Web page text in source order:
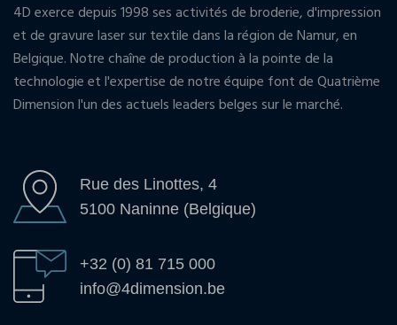
4D exerce depuis 1998 ses activités de broderie, d'impression
et de gravure laser sur textile dans la région de Namur, en
Belgique. Notre chaîne de production à la pointe de la
technologie et l'expertise de notre équipe font de Quatrième
Dimension l'un des actuels leaders belges sur le marché.
Rue des Linottes, 4
5100 Naninne (Belgique)
+32 (0) 81 715 000
info@4dimension.be